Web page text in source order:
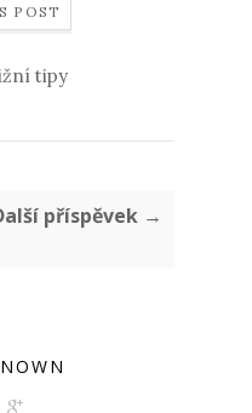
POST
tipy
příspěvek →